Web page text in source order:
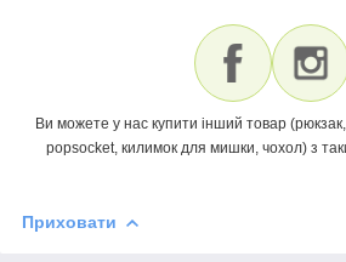
Ви можете у нас купити інший товар (рюкзак,
popsocket, килимок для мишки, чохол) з
Приховати